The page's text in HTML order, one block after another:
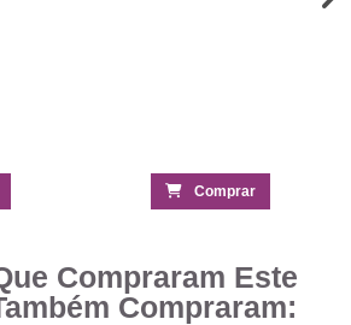
Comprar
Compraram Este
Compraram: